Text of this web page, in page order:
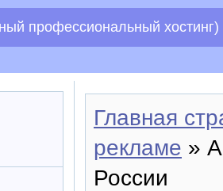
профессиональный хостинг)
Главная
рекламе »
России